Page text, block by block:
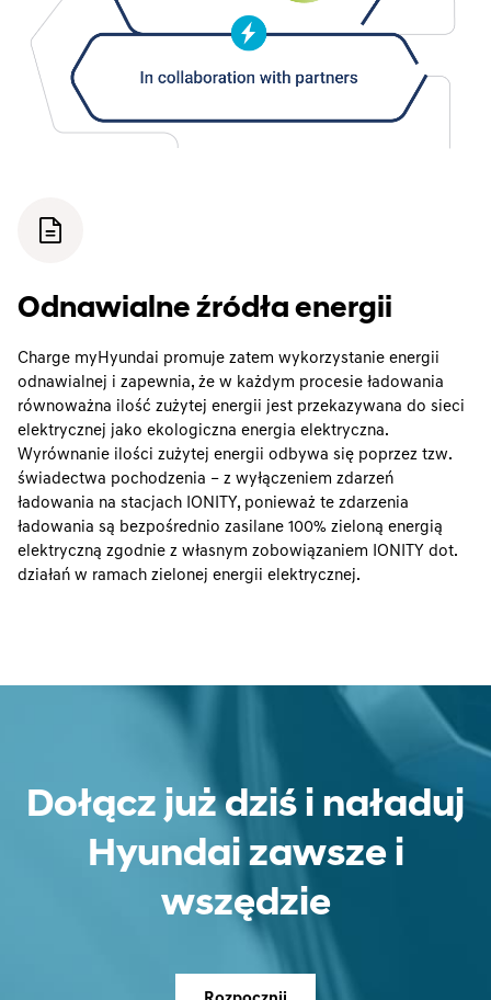
Odnawialne źródła energii
Charge myHyundai promuje zatem wykorzystanie energii
odnawialnej i zapewnia, że w każdym procesie ładowania
równoważna ilość zużytej energii jest przekazywana do sieci
elektrycznej jako ekologiczna energia elektryczna.
Wyrównanie ilości zużytej energii odbywa się poprzez tzw.
świadectwa pochodzenia – z wyłączeniem zdarzeń
ładowania na stacjach IONITY, ponieważ te zdarzenia
ładowania są bezpośrednio zasilane 100% zieloną energią
elektryczną zgodnie z własnym zobowiązaniem IONITY dot.
działań w ramach zielonej energii elektrycznej.
Dołącz już dziś i naładuj
Hyundai zawsze i
wszędzie